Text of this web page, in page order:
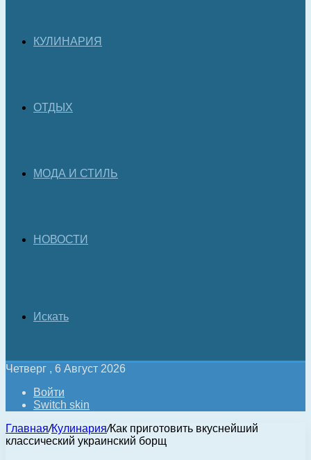
КУЛИНАРИЯ
ОТДЫХ
МОДА И СТИЛЬ
НОВОСТИ
Искать
Четверг , 6 Август 2026
Войти
Switch skin
Главная/Кулинария/Как приготовить вкуснейший
классический украинский борщ